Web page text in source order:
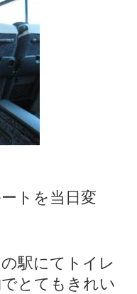
トを当日変
駅にてトイレ
とてもきれい